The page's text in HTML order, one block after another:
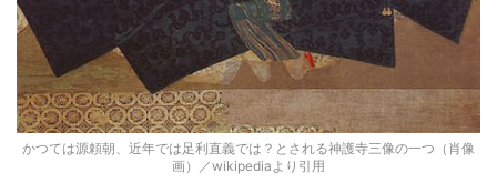
かつては源頼朝、近年では足利直義では？とされる神護寺三像の一つ（肖像
画）／wikipediaより引用